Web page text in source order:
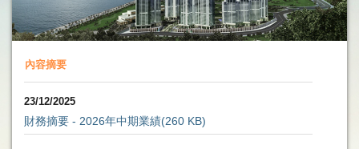
內容摘要
23/12/2025
財務摘要 - 2026年中期業績(260 KB)